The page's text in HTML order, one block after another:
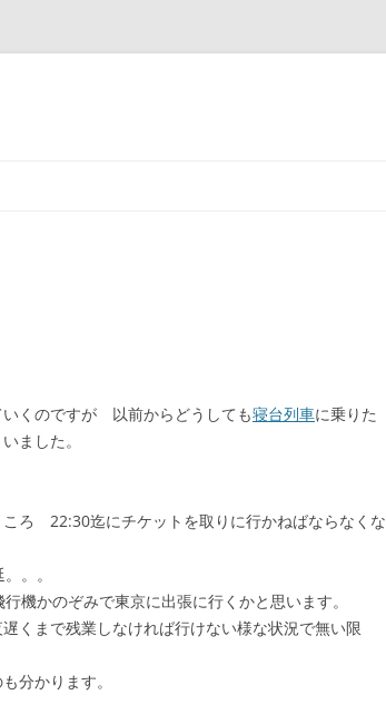
くのですが 以前からどうしても寝台列車に乗りた
ました。
ろ 22:30迄にチケットを取りに行かねばならなくな
。。
機かのぞみで東京に出張に行くかと思います。
くまで残業しなければ行けない様な状況で無い限
分かります。